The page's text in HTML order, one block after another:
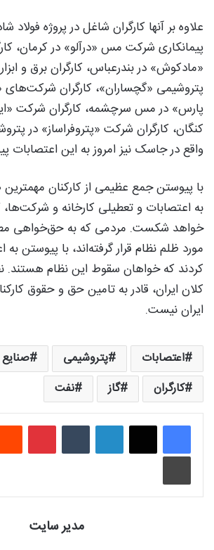
علاوه بر آنها کارگران شاغل در پروژه‌ فولاد
پیمانکاری شرکت مس «درآلو» در کرمان،
«مادکوش» در بندرعباس، کارگران برق و
پتروشیمی «گچساران»، کارگران شرکت‌های
پارس» در مس سرچشمه، کارگران شرکت
کنگان، کارگران شرکت «پتروفراساز» در
واقع در جاسک نیز امروز به این اعتصابات
با پیوستن جمع عظیمی از کارکنان مهمترین
به اعتصابات و تعطیلی کارخانه و
خواهد شکست. مردمی که به حق‌خواهی
مورد ظلم نظام قرار گرفته‌اند، با پیوستن به
کردند که خواهان سقوط این نظام هستند.
کلان ایران، قادر به تامین حق و حقوق
ایران نیست.
اعتصابات پتروشیمی صنایع
کارگران
گاز نفت
لینکدین ‫تامبلر
چاپ
مدیر سایت